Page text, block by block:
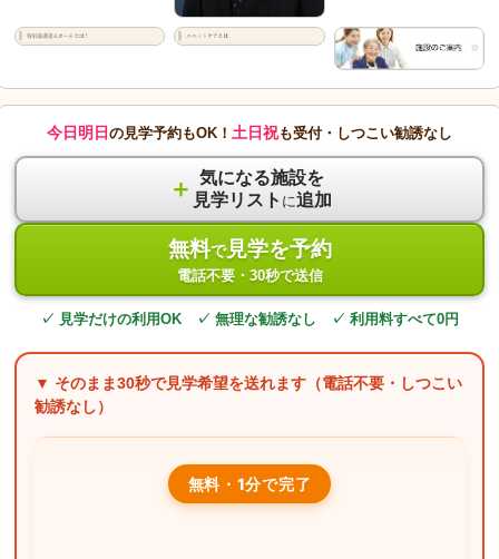
今日明日 の見学予約もOK！ 土日祝も受付・しつこい勧誘なし
＋ 気になる施設を
見学リスト に追加
無料で見学を予約
電話不要・30秒で送信
✓ 見学だけの利用OK ✓ 無理な勧誘なし ✓ 利用料すべて0円
▼ そのまま30秒で見学希望を送れます（電話不要・しつこい
勧誘なし）
無料・1分で完了